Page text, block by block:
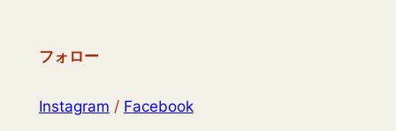
フォロー
Instagram / Facebook